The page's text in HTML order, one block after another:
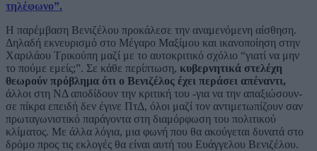
τηλέφωνο”.
Η παρέμβαση Βενιζέλου προκάλεσε την αναμενόμενη αίσθηση.
Δηλαδή εκνευρισμό στο Μέγαρο Μαξίμου και ικανοποίηση στην
Χαριλάου Τρικούπη μαζί με το αυτοκριτικό σχόλιο “γιατί να μην
το πούμε εμείς;”. Σε κάθε περίπτωση, κυβερνητικά στελέχη
θεωρούν πρόβλημα ότι ο Βενιζέλος έχει περάσει απέναντι,
άλλοι στη ΝΔ αποδίδουν την κριτική του -για να την απαξιώσουν-
σε πίκρα επειδή δεν έγινε ΠτΔ, όλοι μαζί τον αντιμετωπίζουν σαν
πρωταγωνιστικό παράγοντα στη διαμόρφωση του πολιτικού
κλίματος. Με άλλα λόγια, μια φωνή που θα ακούγεται δυνατά στο
δρόμο προς τις εκλογές θα είναι αυτή του Ευάγγελου Βενιζέλου.